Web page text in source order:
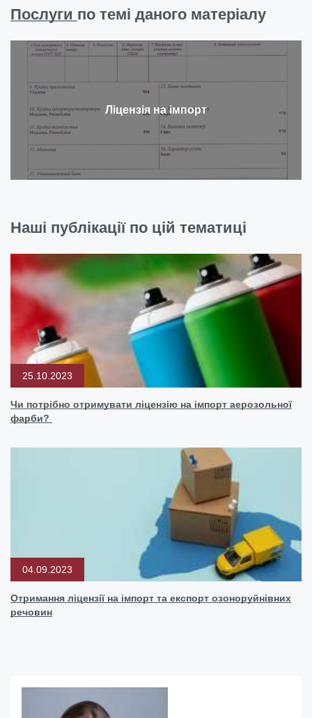
Послуги по темі даного матеріалу
Ліцензія на імпорт
Наші публікації по цій тематиці
25.10.2023
Чи потрібно отримувати ліцензію на імпорт аерозольної
фарби?
04.09.2023
Отримання ліцензії на імпорт та експорт озоноруйнівних
речовин